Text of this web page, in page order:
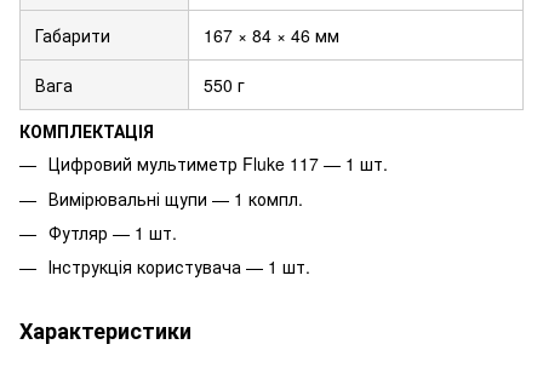
Габарити 167 × 84 × 46 мм
Вага
550 г
КОМПЛЕКТАЦІЯ
Цифровий мультиметр Fluke 117 — 1 шт.
Вимірювальні щупи — 1 компл.
Футляр — 1 шт.
Інструкція користувача — 1 шт.
Характеристики